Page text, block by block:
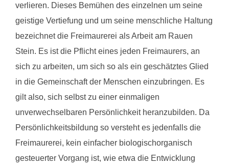
verlieren. Dieses Bemühen des einzelnen um seine
geistige Vertiefung und um seine menschliche Haltung
bezeichnet die Freimaurerei als Arbeit am Rauen
Stein. Es ist die Pflicht eines jeden Freimaurers, an
sich zu arbeiten, um sich so als ein geschätztes Glied
in die Gemeinschaft der Menschen einzubringen. Es
gilt also, sich selbst zu einer einmaligen
unverwechselbaren Persönlichkeit heranzubilden. Da
Persönlichkeitsbildung so versteht es jedenfalls die
Freimaurerei, kein einfacher biologischorganisch
gesteuerter Vorgang ist, wie etwa die Entwicklung